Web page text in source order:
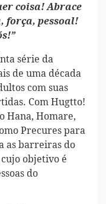
coisa! Abrace
força, pessoal!
série da
de uma década
com suas
Com Hugtto!
Hana, Homare,
Precures para
as barreiras do
objetivo é
do